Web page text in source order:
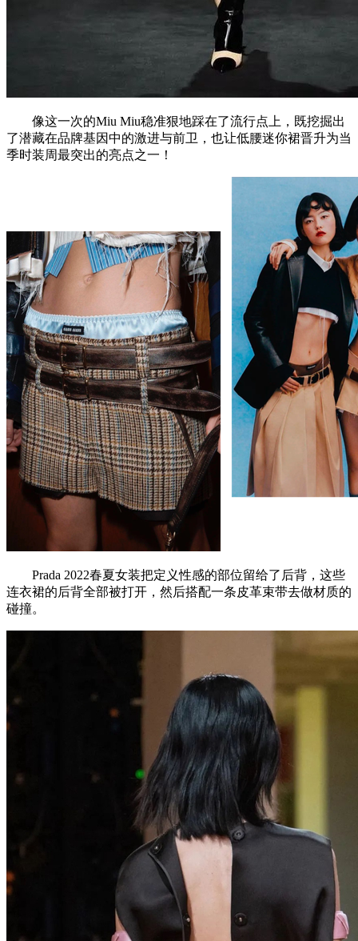
像这一次的Miu Miu稳准狠地踩在了流行点上，既挖掘出
了潜藏在品牌基因中的激进与前卫，也让低腰迷你裙晋升为当
季时装周最突出的亮点之一！
Prada 2022春夏女装把定义性感的部位留给了后背，这些
连衣裙的后背全部被打开，然后搭配一条皮革束带去做材质的
碰撞。